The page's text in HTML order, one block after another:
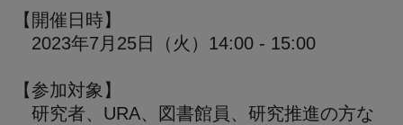
【開催日時】
2023年7月25日（火）14:00 - 15:00
【参加対象】
研究者、URA、図書館員、研究推進の方な